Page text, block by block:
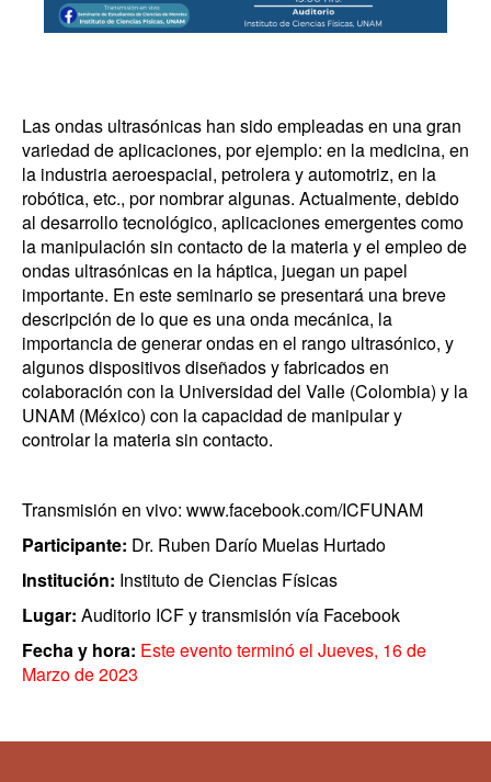
Las ondas ultrasónicas han sido empleadas en una gran
variedad de aplicaciones, por ejemplo: en la medicina, en
la industria aeroespacial, petrolera y automotriz, en la
robótica, etc., por nombrar algunas. Actualmente, debido
al desarrollo tecnológico, aplicaciones emergentes como
la manipulación sin contacto de la materia y el empleo de
ondas ultrasónicas en la háptica, juegan un papel
importante. En este seminario se presentará una breve
descripción de lo que es una onda mecánica, la
importancia de generar ondas en el rango ultrasónico, y
algunos dispositivos diseñados y fabricados en
colaboración con la Universidad del Valle (Colombia) y la
UNAM (México) con la capacidad de manipular y
controlar la materia sin contacto.
Transmisión en vivo: www.facebook.com/ICFUNAM
Participante: Dr. Ruben Darío Muelas Hurtado
Institución: Instituto de Ciencias Físicas
Lugar: Auditorio ICF y transmisión vía Facebook
Fecha y hora: Este evento terminó el Jueves, 16 de
Marzo de 2023